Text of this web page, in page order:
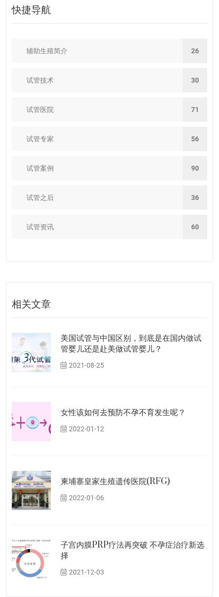
快捷导航
辅助生殖简介 26
试管技术 30
试管医院 71
试管专家 56
试管案例 90
试管之后 36
试管资讯 60
相关文章
美国试管与中国区别，到底是在国内做试
管婴儿还是赴美做试管婴儿？
2021-08-25
女性该如何去预防不孕不育发生呢？
2022-01-12
柬埔寨皇家生殖遗传医院(RFG)
2022-01-06
子宫内膜PRP疗法再突破 不孕症治疗新选
择
2021-12-03